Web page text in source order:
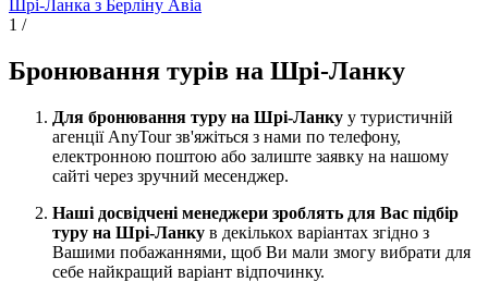
Шрі-Ланка з Берліну Авіа
1 /
Бронювання турів на Шрі-Ланку
Для бронювання туру на Шрі-Ланку у туристичній
агенції AnyTour зв'яжіться з нами по телефону,
електронною поштою або залиште заявку на нашому
сайті через зручний месенджер.
Наші досвідчені менеджери зроблять для Вас підбір
туру на Шрі-Ланку в декількох варіантах згідно з
Вашими побажаннями, щоб Ви мали змогу вибрати для
себе найкращий варіант відпочинку.